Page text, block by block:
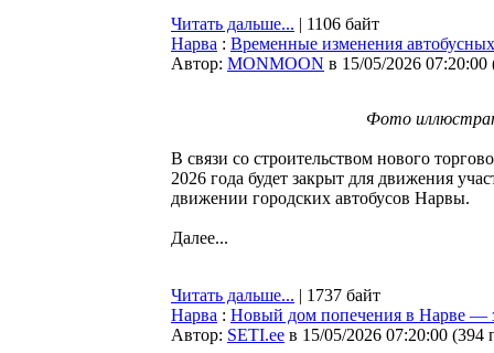
Читать дальше... | 1106 байт
Нарва : Временные изменения
Автор: MONMOON в 15/05/2026 07:20:00
Фото
В связи со строительством нового
2026 года будет закрыт для движения
движении городских автобусов Нарвы.
Далее...
Читать дальше... | 1737 байт
Нарва : Новый дом попечения в Нарве —
Автор: SETI.ee в 15/05/2026 07:20:00 (394